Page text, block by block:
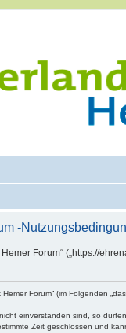
-
Forum“ („https://
Forum“ (im Folgenden
einverstanden sind, so
Zeit geschlossen und